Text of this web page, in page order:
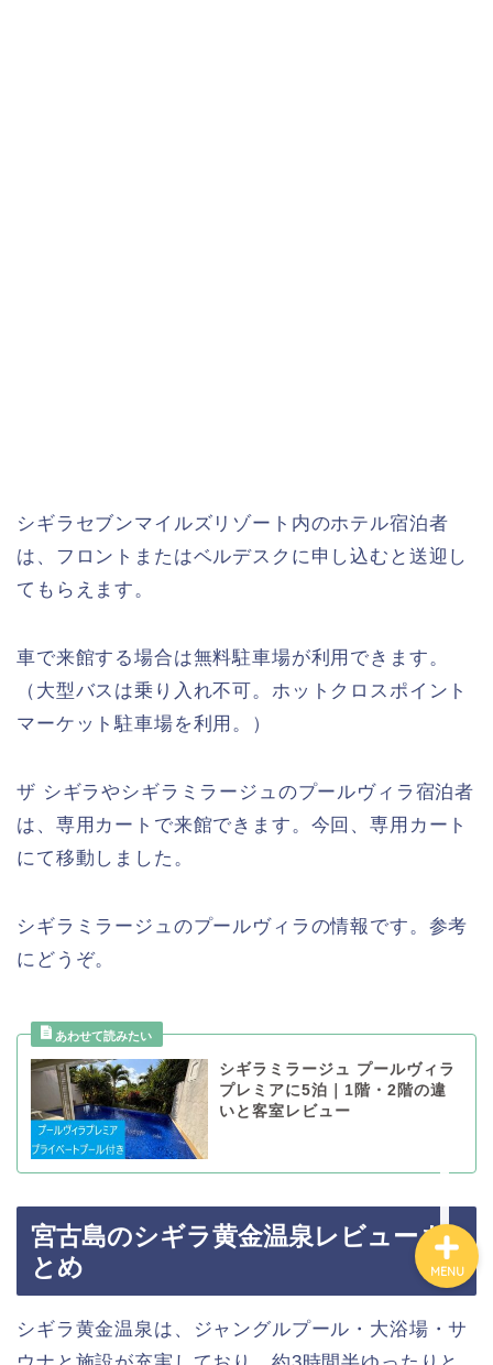
シギラセブンマイルズリゾート内のホテル宿泊者
は、フロントまたはベルデスクに申し込むと送迎し
てもらえます。
車で来館する場合は無料駐車場が利用できます。
（大型バスは乗り入れ不可。ホットクロスポイント
マーケット駐車場を利用。）
ザ シギラやシギラミラージュのプールヴィラ宿泊者
は、専用カートで来館できます。今回、専用カート
にて移動しました。
シギラミラージュのプールヴィラの情報です。参考
にどうぞ。
シギラミラージュ プールヴィラ
プレミアに5泊｜1階・2階の違
いと客室レビュー
宮古島のシギラ黄金温泉レビューま
とめ
シギラ黄金温泉は、ジャングルプール・大浴場・サ
MENU
グルメ